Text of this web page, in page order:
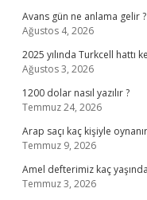
Avans gün ne anlama gelir ?
Ağustos 4, 2026
2025 yılında Turkcell hattı
Ağustos 3, 2026
1200 dolar nasıl yazılır ?
Temmuz 24, 2026
Arap saçı kaç kişiyle
Temmuz 9, 2026
Amel defterimiz kaç yaşında
Temmuz 3, 2026